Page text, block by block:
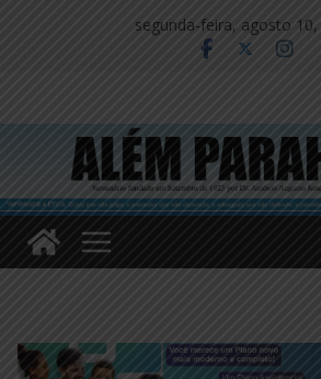
segunda-feira, agosto 10,